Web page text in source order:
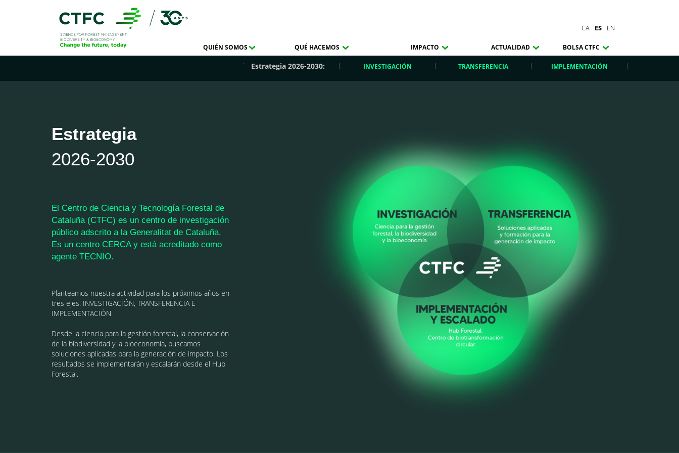
CA ES EN
QUIÉN SOMOS QUÉ HACEMOS IMPACTO ACTUALIDAD BOLSA CTFC
Estrategia 2026-2030: INVESTIGACIÓN TRANSFERENCIA IMPLEMENTACIÓN
Estrategia
2026-2030
El Centro de Ciencia y Tecnología Forestal de
Cataluña (CTFC) es un centro de investigación
público adscrito a la Generalitat de Cataluña.
Es un centro CERCA y está acreditado como
agente TECNIO.
Planteamos nuestra actividad para los próximos años en
tres ejes: INVESTIGACIÓN, TRANSFERENCIA E
IMPLEMENTACIÓN.
Desde la ciencia para la gestión forestal, la conservación
de la biodiversidad y la bioeconomía, buscamos
soluciones aplicadas para la generación de impacto. Los
resultados se implementarán y escalarán desde el Hub
Forestal.